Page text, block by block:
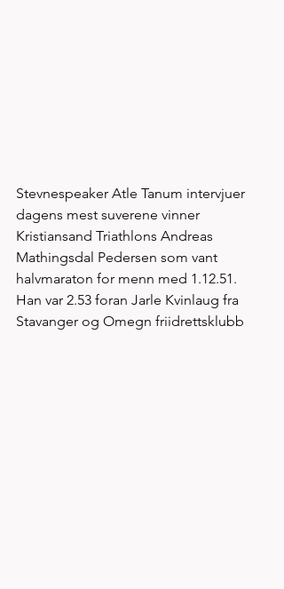
Stevnespeaker Atle Tanum intervjuer
dagens mest suverene vinner
Kristiansand Triathlons Andreas
Mathingsdal Pedersen som vant
halvmaraton for menn med 1.12.51.
Han var 2.53 foran Jarle Kvinlaug fra
Stavanger og Omegn friidrettsklubb